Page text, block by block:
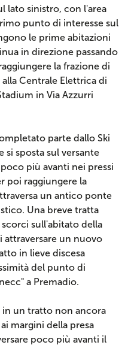
lato sinistro, con l'area
punto di interesse sul
le prime abitazioni
in direzione passando
la frazione di
Centrale Elettrica di
in Via Azzurri
parte dallo Ski
si sposta sul versante
più avanti nei pressi
poi raggiungere la
un antico ponte
Una breve tratta
sull'abitato della
attraversare un nuovo
in lieve discesa
del punto di
a Premadio.
in un tratto non ancora
margini della presa
poco più avanti il